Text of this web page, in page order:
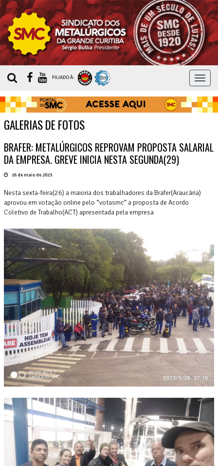
MENU
FILIADO À:
GALERIAS DE FOTOS
BRAFER: METALÚRGICOS REPROVAM PROPOSTA SALARIAL
DA EMPRESA. GREVE INICIA NESTA SEGUNDA(29)
26 de maio de 2023
Nesta sexta-feira(26) a maioria dos trabalhadores da Brafer(Araucária)
aprovou em votação online pelo “votasmc” a proposta de Acordo
Coletivo de Trabalho(ACT) apresentada pela empresa